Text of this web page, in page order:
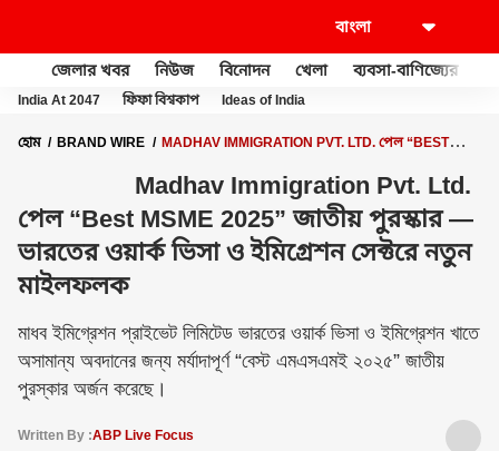
জেলার খবর নিউজ বিনোদন খেলা ব্যবসা-বাণিজ্যের
India At 2047 ফিফা বিশ্বকাপ Ideas of India
হোম BRAND WIRE
MADHAV IMMIGRATION PVT. LTD. পেল “BEST
Madhav Immigration Pvt. Ltd.
পেল “Best MSME 2025” জাতীয় পুরস্কার —
ভারতের ওয়ার্ক ভিসা ও ইমিগ্রেশন সেক্টরে নতুন
মাইলফলক
মাধব ইমিগ্রেশন প্রাইভেট লিমিটেড ভারতের ওয়ার্ক ভিসা ও ইমিগ্রেশন খাতে
অসামান্য অবদানের জন্য মর্যাদাপূর্ণ “বেস্ট এমএসএমই ২০২৫” জাতীয়
পুরস্কার অর্জন করেছে।
Written By :ABP Live Focus